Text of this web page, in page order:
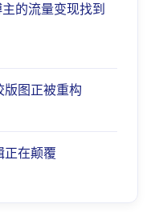
的流量变现找到
图正被重构
正在颠覆